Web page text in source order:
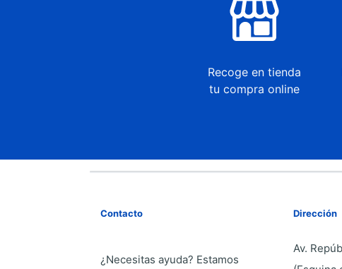
Recoge en tienda
tu compra online
Contacto
¿Necesitas ayuda? Estamos
Dirección
Av.